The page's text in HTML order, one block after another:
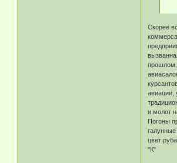
Скорее
прошлом,
авиации,
и молот
Погоны
цвет
"К"